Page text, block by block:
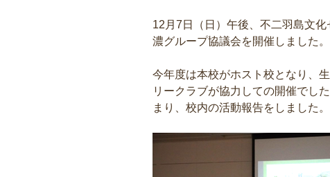
12月7日（日）午後、不二羽島文
濃グループ協議会を開催しました。
今年度は本校がホスト校となり、
リークラブが協力しての開催でし
まり、校内の活動報告をしました。